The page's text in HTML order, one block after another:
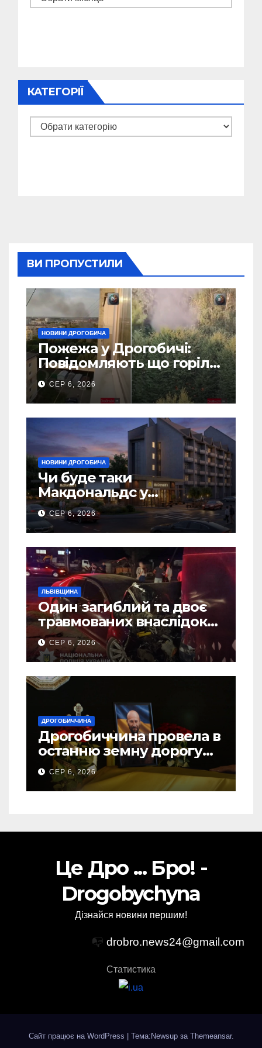
КАТЕГОРІЇ
Категорії
ВИ ПРОПУСТИЛИ
НОВИНИ ДРОГОБИЧА
Пожежа у Дрогобичі:
Повідомляють що горіло
5 гаражів (Відео)
СЕР 6, 2026
НОВИНИ ДРОГОБИЧА
Чи буде таки
Макдональдс у
Дрогобичі? (Фото)
СЕР 6, 2026
ЛЬВІВЩИНА
Один загиблий та двоє
травмованих внаслідок
ДТП на Самбірщині
СЕР 6, 2026
ДРОГОБИЧЧИНА
Дрогобиччина провела в
останню земну дорогу
свого Захисника – Олега
Торського
СЕР 6, 2026
Це Дро ... Бро! -
Drogobychyna
Дізнайся новини першим!
📭 drobro.news24@gmail.com
Статистика
Сайт працює на WordPress Тема:Newsup за Themeansar.